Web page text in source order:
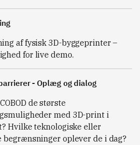
af fysisk 3D-byggeprinter –
for live demo.
- Oplæg og dialog
de største
med 3D-print i
Hvilke teknologiske eller
begrænsninger oplever de i dag?